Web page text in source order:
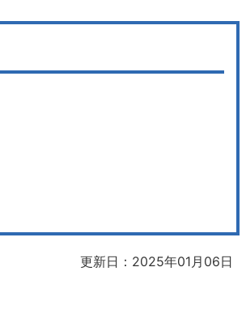
更新日：2025年01月06日